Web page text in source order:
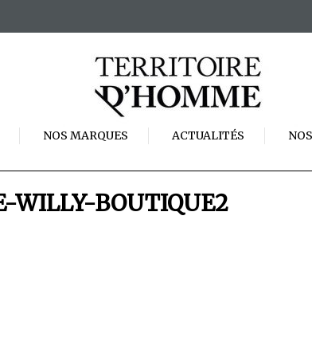
NOS MARQUES ACTUALITÉS
WILLY-BOUTIQUE2